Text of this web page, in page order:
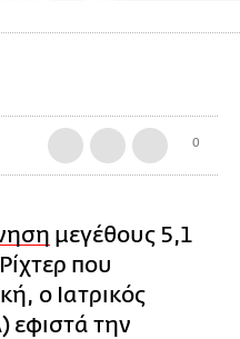
0
μεγέθους 5,1
που
ο Ιατρικός
εφιστά την